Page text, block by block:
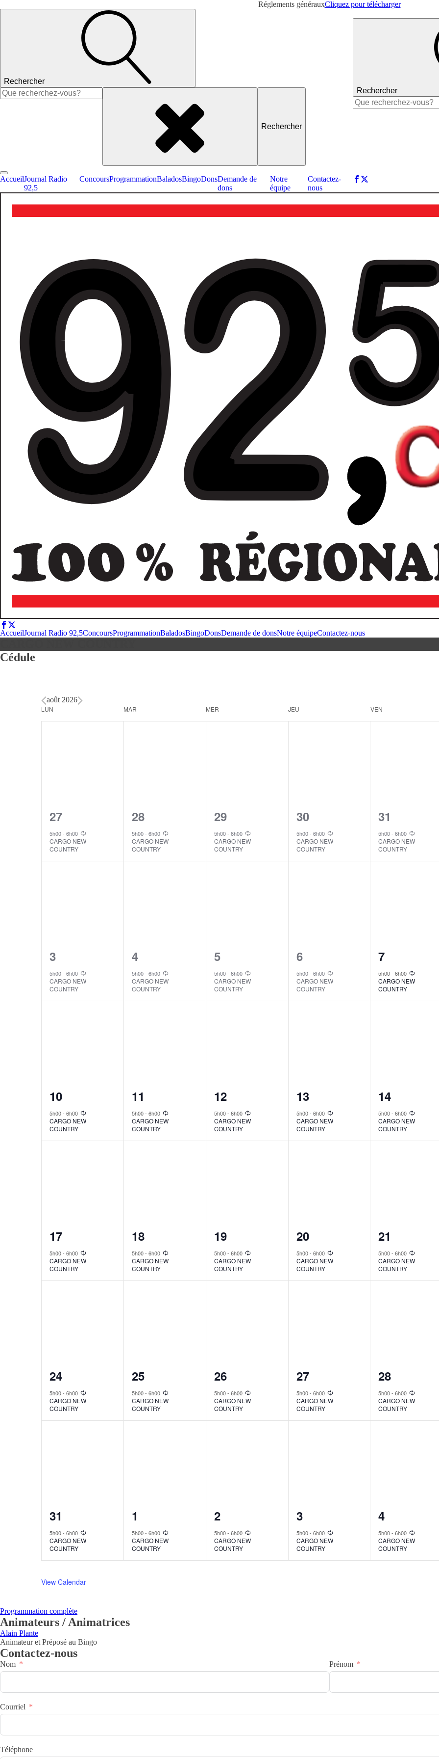
Réglements générauxCliquez pour télécharger
Rechercher
Rechercher :
AccueilJournal Radio
92,5
ConcoursProgrammationBaladosBingoDonsDemande de
dons
Notre
équipe
Contactez-
nous
Rechercher
Rechercher :
AccueilJournal Radio 92,5ConcoursProgrammationBaladosBingoDonsDemande de donsNotre équipeContactez-nous
Cédule
août 2026
Calendar
of
LUN MAR MER JEU VEN
1
event,
27
5h00- 6h00
CARGO NEW
COUNTRY
1
event,
28
5h00- 6h00
CARGO NEW
COUNTRY
1
event,
29
5h00- 6h00
CARGO NEW
COUNTRY
1
event,
30
5h00- 6h00
CARGO NEW
COUNTRY
1
event,
31
5h00-6h00
CARGO NEW
COUNTRY
1
event,
3
5h00- 6h00
CARGO NEW
COUNTRY
1
event,
4
5h00- 6h00
CARGO NEW
COUNTRY
1
event,
5
5h00- 6h00
CARGO NEW
COUNTRY
1
event,
6
5h00- 6h00
CARGO NEW
COUNTRY
1
event,
7
5h00-6h00
CARGO NEW
COUNTRY
1
event,
10
5h00- 6h00
CARGO NEW
COUNTRY
1
event,
11
5h00- 6h00
CARGO NEW
COUNTRY
1
event,
12
5h00- 6h00
CARGO NEW
COUNTRY
1
event,
13
5h00- 6h00
CARGO NEW
COUNTRY
1
event,
14
5h00-6h00
CARGO NEW
COUNTRY
1
event,
17
5h00- 6h00
CARGO NEW
COUNTRY
1
event,
18
5h00- 6h00
CARGO NEW
COUNTRY
1
event,
19
5h00- 6h00
CARGO NEW
COUNTRY
1
event,
20
5h00- 6h00
CARGO NEW
COUNTRY
1
event,
21
5h00-6h00
CARGO NEW
COUNTRY
1
event,
24
5h00- 6h00
CARGO NEW
COUNTRY
1
event,
25
5h00- 6h00
CARGO NEW
COUNTRY
1
event,
26
5h00- 6h00
CARGO NEW
COUNTRY
1
event,
27
5h00- 6h00
CARGO NEW
COUNTRY
1
event,
28
5h00-6h00
CARGO NEW
COUNTRY
1
event,
31
5h00- 6h00
CARGO NEW
COUNTRY
1
event,
1
5h00- 6h00
CARGO NEW
COUNTRY
1
event,
2
5h00- 6h00
CARGO NEW
COUNTRY
1
event,
3
5h00- 6h00
CARGO NEW
COUNTRY
1
event,
4
5h00-6h00
CARGO NEW
COUNTRY
View Calendar
Programmation complète
Animateurs / Animatrices
Alain Plante
Animateur et Préposé au Bingo
Contactez-nous
Nom Prénom
Courriel
Téléphone